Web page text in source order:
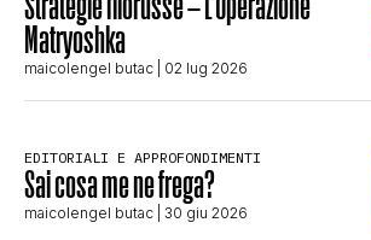
Matryoshka
maicolengel butac | 02 lug 2026
EDITORIALI E APPROFONDIMENTI
Sai cosa me ne frega?
maicolengel butac | 30 giu 2026